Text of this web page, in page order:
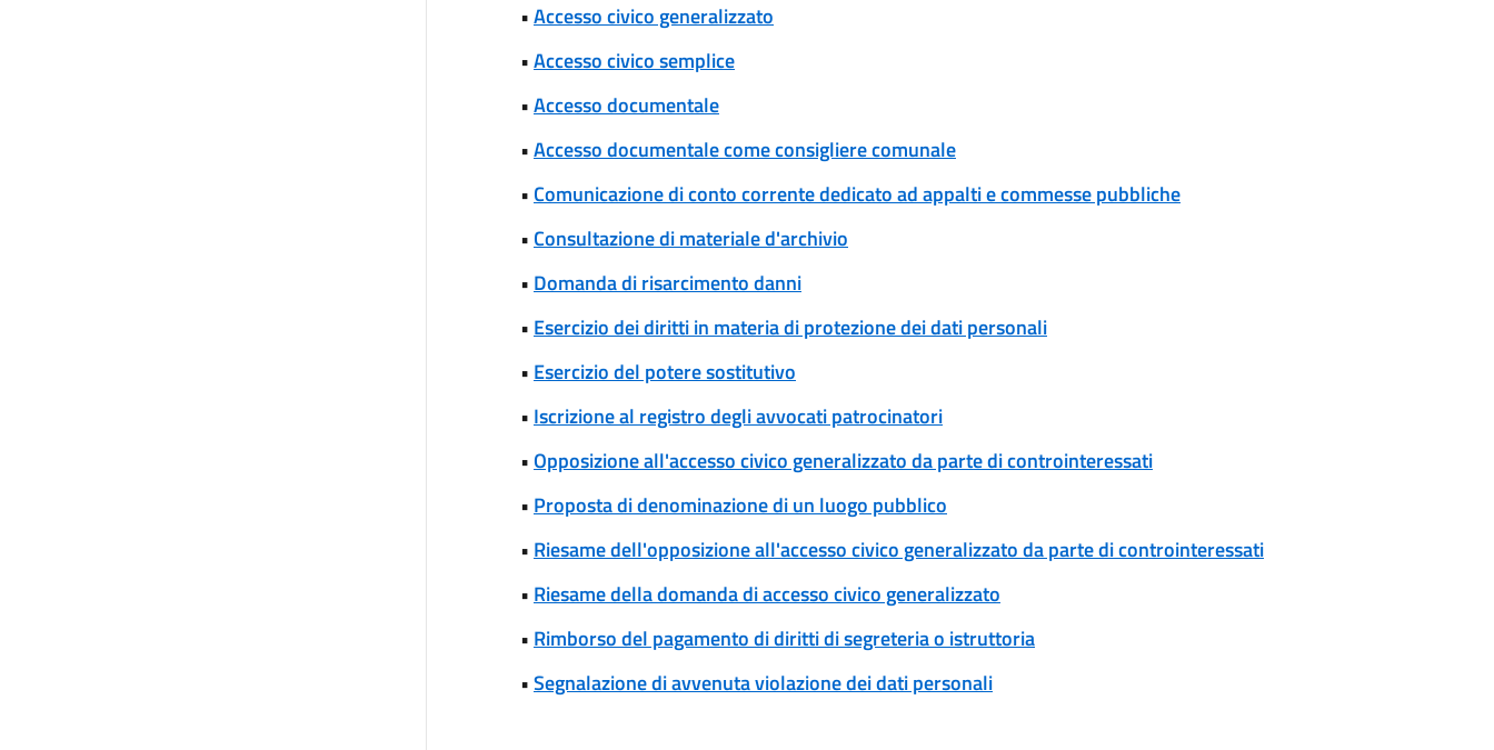
•Accesso civico generalizzato
•Accesso civico semplice
•Accesso documentale
•Accesso documentale come consigliere comunale
• Comunicazione di conto corrente dedicato ad appalti e commesse pubbliche
• Consultazione di materiale d'archivio
• Domanda di risarcimento danni
• Esercizio dei diritti in materia di protezione dei dati personali
• Esercizio del potere sostitutivo
• Iscrizione al registro degli avvocati patrocinatori
•Opposizione all'accesso civico generalizzato da parte di controinteressati
• Proposta di denominazione di un luogo pubblico
• Riesame dell'opposizione all'accesso civico generalizzato da parte di controinteressati
• Riesame della domanda di accesso civico generalizzato
• Rimborso del pagamento di diritti di segreteria o istruttoria
•Segnalazione di avvenuta violazione dei dati personali